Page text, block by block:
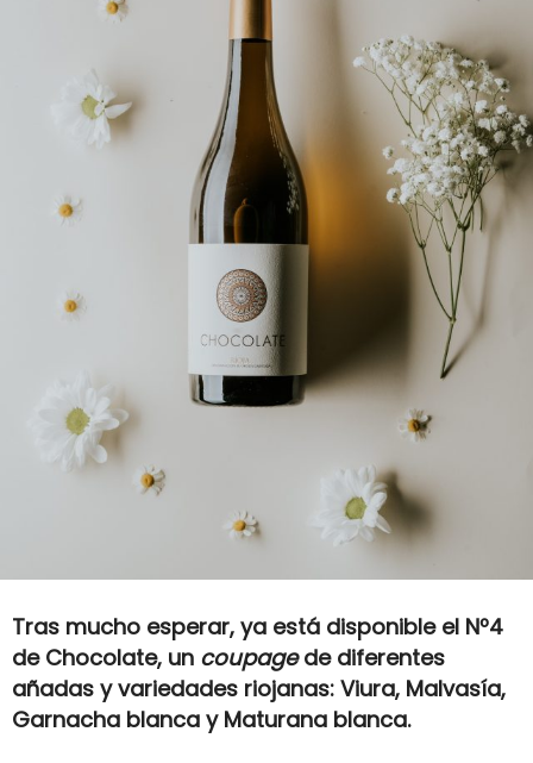
Tras mucho esperar, ya está disponible el Nº4
de Chocolate, un coupagede diferentes
añadas y variedades riojanas: Viura, Malvasía,
Garnacha blanca y Maturana blanca.